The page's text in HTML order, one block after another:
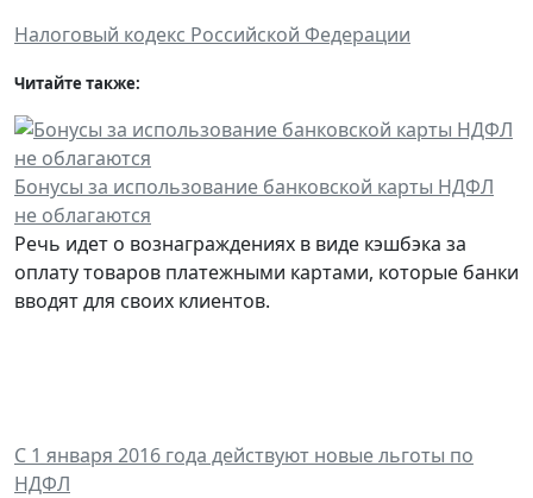
Налоговый кодекс Российской Федерации
Читайте также:
Бонусы за использование банковской карты НДФЛ
не облагаются
Речь идет о вознаграждениях в виде кэшбэка за
оплату товаров платежными картами, которые банки
вводят для своих клиентов.
С 1 января 2016 года действуют новые льготы по
НДФЛ